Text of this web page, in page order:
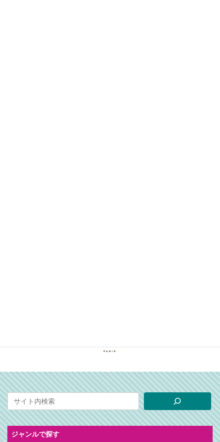
ジャンルで探す